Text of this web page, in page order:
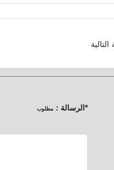
* الرسالة : مطلوب